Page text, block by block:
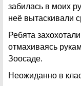
забилась в моих
неё вытаскивали
Ребята
отмахиваясь
Зоосаде.
Неожиданно в